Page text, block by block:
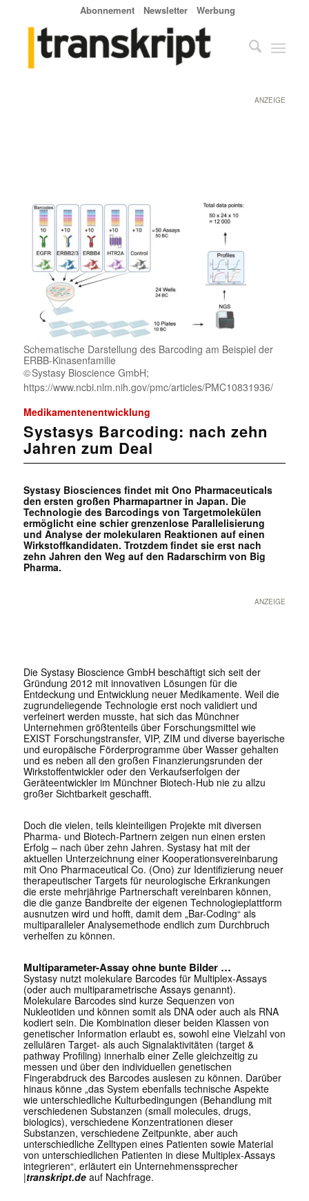
Abonnement Newsletter Werbung
ANZEIGE
Schematische Darstellung des Barcoding am Beispiel der
ERBB-Kinasenfamilie
Systasy Bioscience GmbH;
https://www.ncbi.nlm.nih.gov/pmc/articles/PMC10831936/
Medikamentenentwicklung
Systasys Barcoding: nach zehn
Jahren zum Deal
Systasy Biosciences findet mit Ono Pharmaceuticals
den ersten großen Pharmapartner in Japan. Die
Technologie des Barcodings von Targetmolekülen
ermöglicht eine schier grenzenlose Parallelisierung
und Analyse der molekularen Reaktionen auf einen
Wirkstoffkandidaten. Trotzdem findet sie erst nach
zehn Jahren den Weg auf den Radarschirm von Big
Pharma.
ANZEIGE
Die Systasy Bioscience GmbH beschäftigt sich seit der
Gründung 2012 mit innovativen Lösungen für die
Entdeckung und Entwicklung neuer Medikamente. Weil die
zugrundeliegende Technologie erst noch validiert und
verfeinert werden musste, hat sich das Münchner
Unternehmen größtenteils über Forschungsmittel wie
EXIST Forschungstransfer, VIP, ZIM und diverse bayerische
und europäische Förderprogramme über Wasser gehalten
und es neben all den großen Finanzierungsrunden der
Wirkstoffentwickler oder den Verkaufserfolgen der
Geräteentwickler im Münchner Biotech-Hub nie zu allzu
großer Sichtbarkeit geschafft.
Doch die vielen, teils kleinteiligen Projekte mit diversen
Pharma- und Biotech-Partnern zeigen nun einen ersten
Erfolg – nach über zehn Jahren. Systasy hat mit der
aktuellen Unterzeichnung einer Kooperationsvereinbarung
mit Ono Pharmaceutical Co. (Ono) zur Identifizierung neuer
therapeutischer Targets für neurologische Erkrankungen
die erste mehrjährige Partnerschaft vereinbaren können,
die die ganze Bandbreite der eigenen Technologieplattform
ausnutzen wird und hofft, damit dem „Bar-Coding“ als
multiparalleler Analysemethode endlich zum Durchbruch
verhelfen zu können.
Multiparameter-Assay ohne bunte Bilder …
Systasy nutzt molekulare Barcodes für Multiplex-Assays
(oder auch multiparametrische Assays genannt).
Molekulare Barcodes sind kurze Sequenzen von
Nukleotiden und können somit als DNA oder auch als RNA
kodiert sein. Die Kombination dieser beiden Klassen von
genetischer Information erlaubt es, sowohl eine Vielzahl von
zellulären Target- als auch Signalaktivitäten (target &
pathway Profiling) innerhalb einer Zelle gleichzeitig zu
messen und über den individuellen genetischen
Fingerabdruck des Barcodes auslesen zu können. Darüber
hinaus könne „das System ebenfalls technische Aspekte
wie unterschiedliche Kulturbedingungen (Behandlung mit
verschiedenen Substanzen (small molecules, drugs,
biologics), verschiedene Konzentrationen dieser
Substanzen, verschiedene Zeitpunkte, aber auch
unterschiedliche Zelltypen eines Patienten sowie Material
von unterschiedlichen Patienten in diese Multiplex-Assays
integrieren“, erläutert ein Unternehmenssprecher
|transkript.deauf Nachfrage.